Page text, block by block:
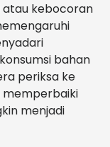
atau kebocoran
bahan
periksa ke
memperbaiki
menjadi